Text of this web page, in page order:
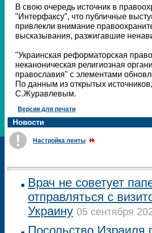
В свою очередь источник в
"Интерфаксу", что публичные
привлекли внимание
высказывания, разжигавшие
"Украинская реформаторская
неканоническая религиозная
православия" с элементами
По данным из открытых
С.Журавлевым.
Версия для печати
Новости
Настройка ленты
Врач не советует
отправляться с
Украину 05 сентября
Посольство Израиля